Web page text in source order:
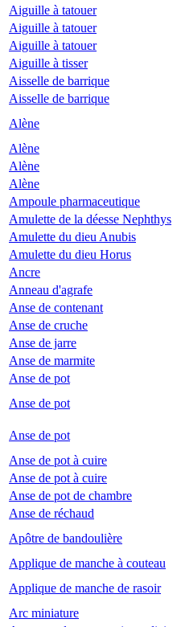
Aiguille à tatouer
Aiguille à tatouer
Aiguille à tatouer
Aiguille à tisser
Aisselle de barrique
Aisselle de barrique
Alène
Alène
Alène
Alène
Ampoule pharmaceutique
Amulette de la déesse Nephthys
Amulette du dieu Anubis
Amulette du dieu Horus
Ancre
Anneau d'agrafe
Anse de contenant
Anse de cruche
Anse de jarre
Anse de marmite
Anse de pot
Anse de pot
Anse de pot
Anse de pot à cuire
Anse de pot à cuire
Anse de pot de chambre
Anse de réchaud
Apôtre de bandoulière
Applique de manche à couteau
Applique de manche de rasoir
Arc miniature